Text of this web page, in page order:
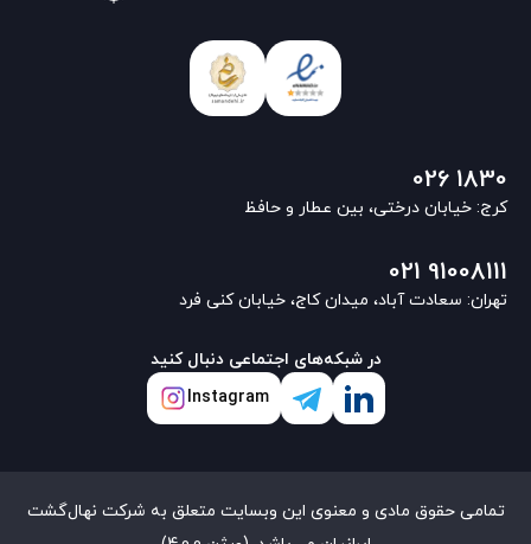
026 1830
کرج: خیابان درختی، بین عطار و حافظ
021 91008111
تهران: سعادت آباد، میدان کاج، خیابان کنی فرد
در شبکه‌های اجتماعی دنبال کنید
Instagram
تمامی حقوق مادی و معنوی این وبسایت متعلق به شرکت نهال‌گشت